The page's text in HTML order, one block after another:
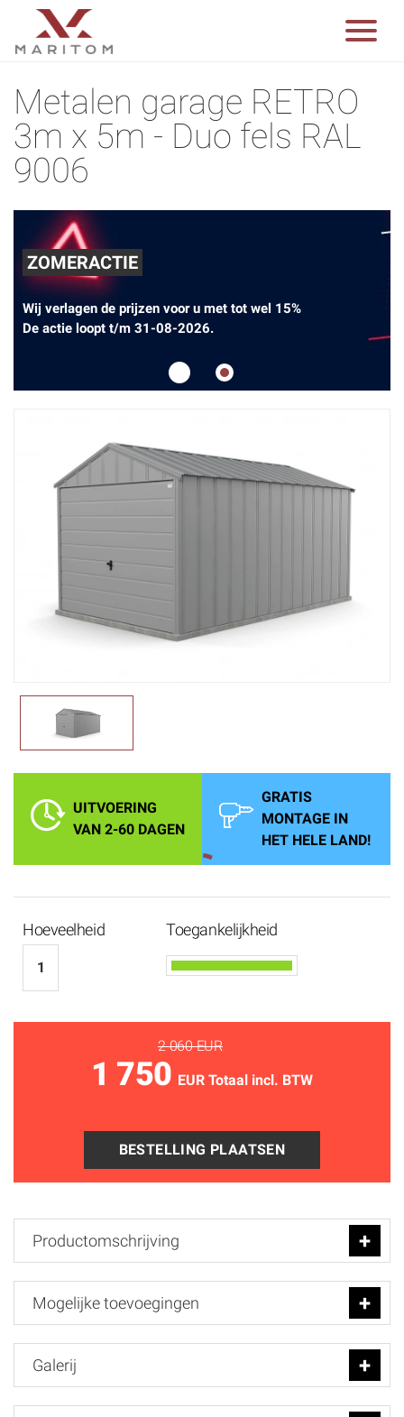
Metalen garage RETRO
3m x 5m - Duo fels RAL
9006
ZOMERACTIE
Wij verlagen de prijzen voor u met tot wel 15%
De actie loopt t/m 31-08-2026.
UITVOERING
VAN 2-60 DAGEN
GRATIS
MONTAGE IN
HET HELE LAND!
Hoeveelheid Toegankelijkheid
2 060 EUR
1 750 EUR Totaal incl. BTW
Productomschrijving
Mogelijke toevoegingen
Galerij